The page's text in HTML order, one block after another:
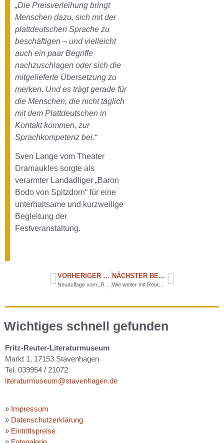
„Die Preisverleihung bringt
Menschen dazu, sich mit der
plattdeutschen Sprache zu
beschäftigen – und vielleicht
auch ein paar Begriffe
nachzuschlagen oder sich die
mitgelieferte Übersetzung zu
merken. Und es trägt gerade für
die Menschen, die nicht täglich
mit dem Plattdeutschen in
Kontakt kommen, zur
Sprachkompetenz bei.“
Sven Lange vom Theater
Dramaukles sorgte als
verarmter Landadliger „Baron
Bodo von Spitzdorn“ für eine
unterhaltsame und kurzweilige
Begleitung der
Festveranstaltung.
VORHERIGER BEITRAG NÄCHSTER BEITRAG
Wichtiges schnell gefunden
Fritz-Reuter-Literaturmuseum
Markt 1, 17153 Stavenhagen
Tel. 039954 / 21072
literaturmuseum@stavenhagen.de
» Impressum
» Datenschutzerklärung
» Eintrittspreise